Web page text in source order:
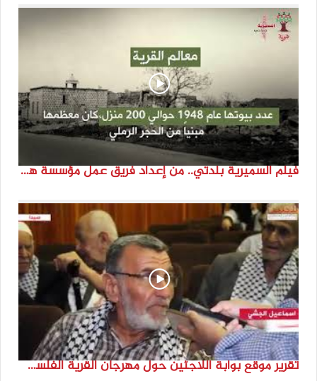
فيلم السميرية بلدتي.. من إعداد فريق عمل مؤسسة هوية
تقرير موقع بوابة اللاجئين حول مهرجان القرية الفلسطينية ( السميرية بلدتي)